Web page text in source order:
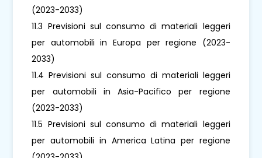
(2023-2033)
11.3 Previsioni sul consumo di materiali leggeri
per automobili in Europa per regione (2023-
2033)
11.4 Previsioni sul consumo di materiali leggeri
per automobili in Asia-Pacifico per regione
(2023-2033)
11.5 Previsioni sul consumo di materiali leggeri
per automobili in America Latina per regione